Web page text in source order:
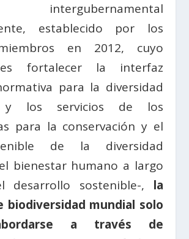
intergubernamental
establecido por los
en 2012, cuyo
fortalecer la interfaz
para la diversidad
y los servicios de los
para la conservación y el
de la diversidad
bienestar humano a largo
desarrollo sostenible-, la
biodiversidad mundial solo
a través de